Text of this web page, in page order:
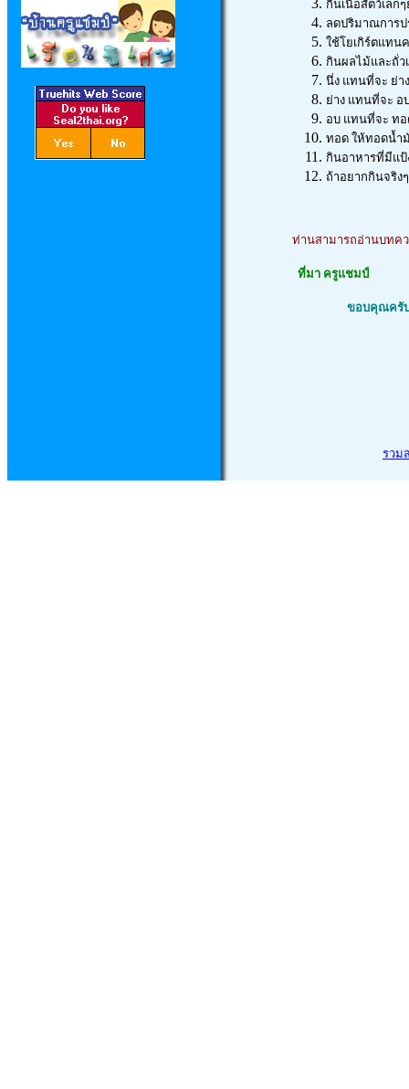
กินเนื้อสัตว์เล็ก
ลดปริมาณการป
ใช้โยเกิร์ตแทน
กินผลไม้และถั่ว
นึ่ง แทนที่จะ ย่าง
ย่าง แทนที่จะ อ
อบ แทนที่จะ ท
ทอด ให้ทอดน้ำ
กินอาหารที่มีแป้
ถ้าอยากกินจริ
ท่านสามารถอ่านบทค
ที่มา ครูแชมป์
ขอบคุณครั
รวม